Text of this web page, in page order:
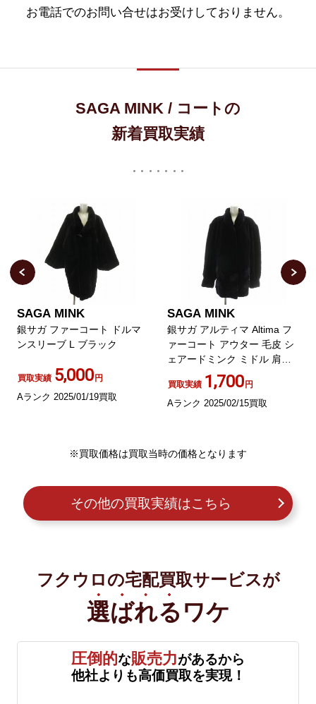
お電話でのお問い合せはお受けしておりません。
SAGA MINK / コートの
新着買取実績
SAGA MINK
銀サガ ファーコート ドルマ
ンスリーブ L ブラック
買取実績 5,000円
Aランク 2025/01/19買取
SAGA MINK
銀サガ アルティマ Altima フ
ァーコート アウター 毛皮 シ
ェアードミンク ミドル 肩パ
ッド 裏地総柄
買取実績 1,700円
Aランク 2025/02/15買取
※買取価格は買取当時の価格となります
その他の買取実績はこちら
フクウロの宅配買取サービスが
選ばれる ワケ
圧倒的な販売力があるから
他社よりも高価買取を実現！